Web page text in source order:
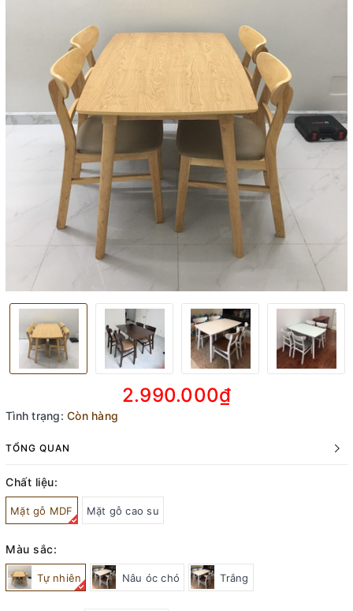
2.990.000₫
Tình trạng: Còn hàng
TỔNG QUAN
Chất liệu:
Mặt gỗ MDF Mặt gỗ cao su
Màu sắc:
Tự nhiên Nâu óc chó Trắng